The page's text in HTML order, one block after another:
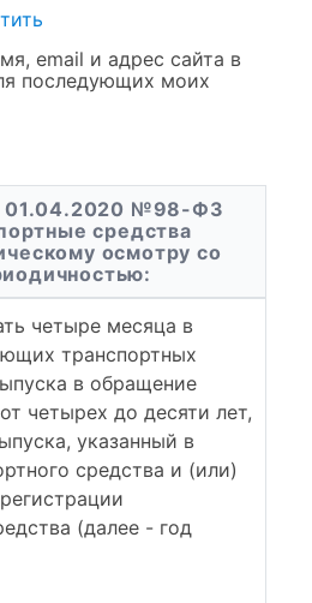
email и адрес сайта в
последующих моих
01.04.2020 №98-ФЗ
средства
осмотру со
четыре месяца в
транспортных
в обращение
четырех до десяти лет,
указанный в
средства и (или)
(далее - год